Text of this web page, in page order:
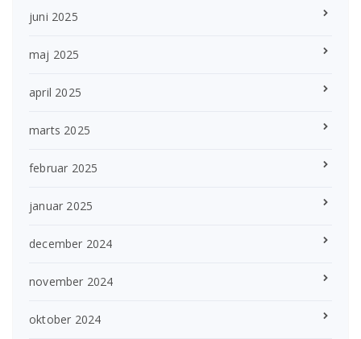
juni 2025
maj 2025
april 2025
marts 2025
februar 2025
januar 2025
december 2024
november 2024
oktober 2024